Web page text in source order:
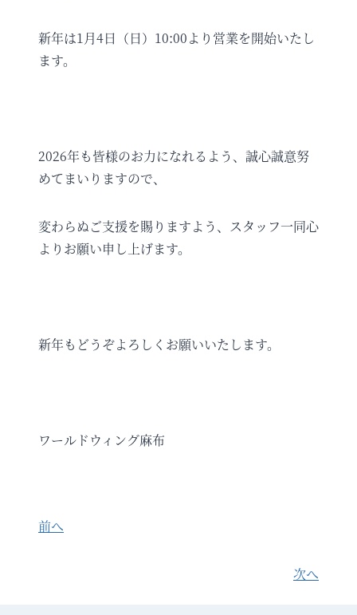
新年は1月4日（日）10:00より営業を開始いたし
ます。
2026年も皆様のお力になれるよう、誠心誠意努
めてまいりますので、
変わらぬご支援を賜りますよう、スタッフ一同心
よりお願い申し上げます。
新年もどうぞよろしくお願いいたします。
ワールドウィング麻布
前へ
次へ